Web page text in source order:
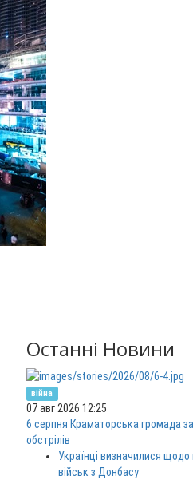
Останні Новини
війна
07 авг 2026 12:25
6 серпня Краматорська громада
обстрілів
Українці визначилися щодо
військ з Донбасу